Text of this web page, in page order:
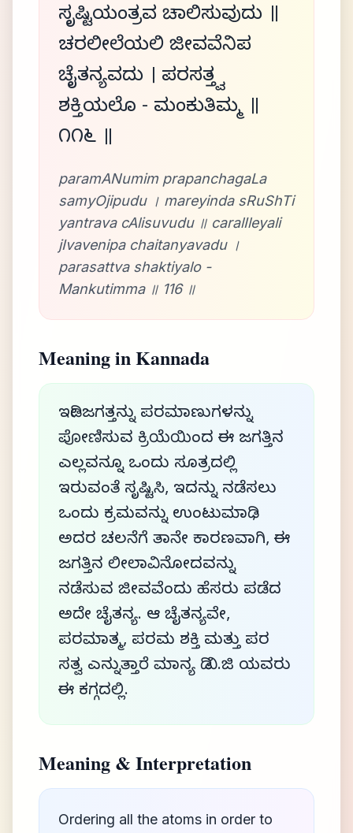
ಸೃಷ್ಟಿಯಂತ್ರವ ಚಾಲಿಸುವುದು ॥
ಚರಲೀಲೆಯಲಿ ಜೀವವೆನಿಪ
ಚೈತನ್ಯವದು । ಪರಸತ್ತ್ವ
ಶಕ್ತಿಯಲೊ - ಮಂಕುತಿಮ್ಮ ॥
೧೧೬ ॥
paramANumim prapanchagaLa
samyOjipudu । mareyinda sRuShTi
yantrava cAlisuvudu ॥ caralIleyali
jIvavenipa chaitanyavadu ।
parasattva shaktiyalo -
Mankutimma ॥ 116 ॥
Meaning in Kannada
ಇಡೀ ಜಗತ್ತನ್ನು ಪರಮಾಣುಗಳನ್ನು
ಪೋಣಿಸುವ ಕ್ರಿಯೆಯಿಂದ ಈ ಜಗತ್ತಿನ
ಎಲ್ಲವನ್ನೂ ಒಂದು ಸೂತ್ರದಲ್ಲಿ
ಇರುವಂತೆ ಸೃಷ್ಟಿಸಿ, ಇದನ್ನು ನಡೆಸಲು
ಒಂದು ಕ್ರಮವನ್ನು ಉಂಟುಮಾಡಿ ,
ಅದರ ಚಲನೆಗೆ ತಾನೇ ಕಾರಣವಾಗಿ, ಈ
ಜಗತ್ತಿನ ಲೀಲಾವಿನೋದವನ್ನು
ನಡೆಸುವ ಜೀವವೆಂದು ಹೆಸರು ಪಡೆದ
ಅದೇ ಚೈತನ್ಯ. ಆ ಚೈತನ್ಯವೇ,
ಪರಮಾತ್ಮ, ಪರಮ ಶಕ್ತಿ ಮತ್ತು ಪರ
ಸತ್ವ ಎನ್ನುತ್ತಾರೆ ಮಾನ್ಯ ಡಿ ವಿ.ಜಿ ಯವರು
ಈ ಕಗ್ಗದಲ್ಲಿ.
Meaning & Interpretation
Ordering all the atoms in order to